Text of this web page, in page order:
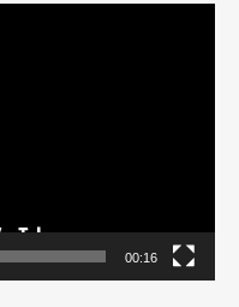
00:16